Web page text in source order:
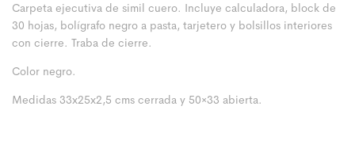
Carpeta ejecutiva de simil cuero. Incluye calculadora, block de
30 hojas, bolígrafo negro a pasta, tarjetero y bolsillos interiores
con cierre. Traba de cierre.
Color negro.
Medidas 33x25x2,5 cms cerrada y 50×33 abierta.